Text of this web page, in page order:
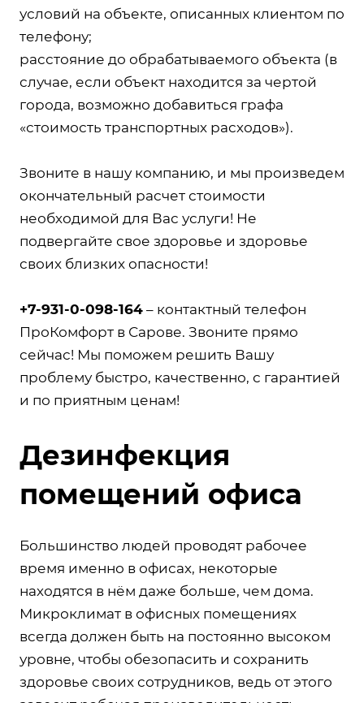
условий на объекте, описанных клиентом по
телефону;
расстояние до обрабатываемого объекта (в
случае, если объект находится за чертой
города, возможно добавиться графа
«стоимость транспортных расходов»).
Звоните в нашу компанию, и мы произведем
окончательный расчет стоимости
необходимой для Вас услуги! Не
подвергайте свое здоровье и здоровье
своих близких опасности!
+7-931-0-098-164 – контактный телефон
ПроКомфорт в Сарове. Звоните прямо
сейчас! Мы поможем решить Вашу
проблему быстро, качественно, с гарантией
и по приятным ценам!
Дезинфекция
помещений офиса
Большинство людей проводят рабочее
время именно в офисах, некоторые
находятся в нём даже больше, чем дома.
Микроклимат в офисных помещениях
всегда должен быть на постоянно высоком
уровне, чтобы обезопасить и сохранить
здоровье своих сотрудников, ведь от этого